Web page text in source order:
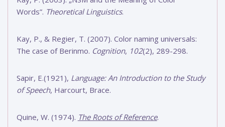
Words”. Theoretical Linguistics.
Kay, P., & Regier, T. (2007). Color naming universals:
The case of Berinmo. Cognition, 102(2), 289-298.
Sapir, E.(1921), Language: An Introduction to the Study
of Speech, Harcourt, Brace.
Quine, W. (1974). The Roots of Reference.